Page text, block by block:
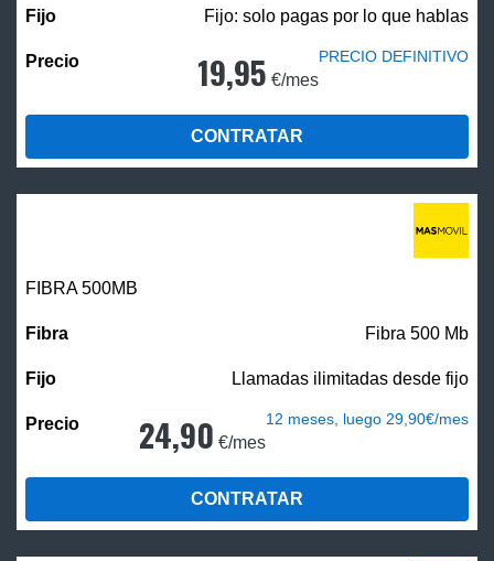
Fijo: solo pagas por lo que hablas
19,95 €/mes
PRECIO DEFINITIVO
CONTRATAR
FIBRA500MB
Fibra 500 Mb
Llamadas ilimitadas desde fijo
24,90 €/mes
12 meses, luego 29,90€/mes
CONTRATAR